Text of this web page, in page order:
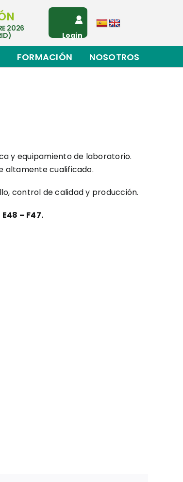
2026
Login
FORMACIÓN NOSOTROS
y equipamiento de laboratorio.
altamente cualificado.
control de calidad y producción.
– F47.